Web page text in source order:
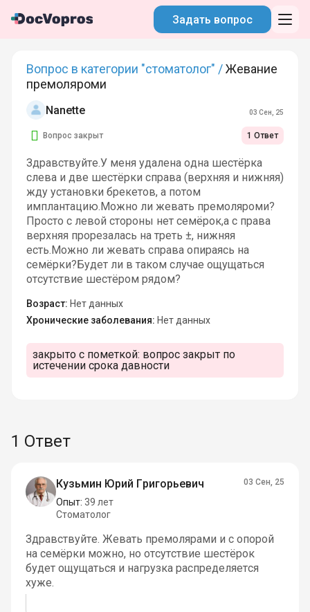
Задать вопрос
Вопрос в категории "стоматолог" /Жевание
премоляроми
Nanette 03 Сен, 25
Вопрос закрыт 1 Ответ
Здравствуйте.У меня удалена одна шестёрка
слева и две шестёрки справа (верхняя и нижняя)
жду установки брекетов, а потом
имплантацию.Можно ли жевать премоляроми?
Просто с левой стороны нет семёрок,а с права
верхняя прорезалась на треть ±, нижняя
есть.Можно ли жевать справа опираясь на
семёрки?Будет ли в таком случае ощущаться
отсутствие шестёром рядом?
Возраст: Нет данных
Хронические заболевания: Нет данных
закрыто с пометкой: вопрос закрыт по
истечении срока давности
1 Ответ
Кузьмин Юрий Григорьевич
Опыт: 39 лет
Стоматолог
03 Сен, 25
Здравствуйте. Жевать премолярами и с опорой
на семёрки можно, но отсутствие шестёрок
будет ощущаться и нагрузка распределяется
хуже.